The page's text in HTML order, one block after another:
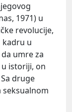
1971) u
revolucije,
kadru u
umre za
istoriji, on
druge
seksualnom